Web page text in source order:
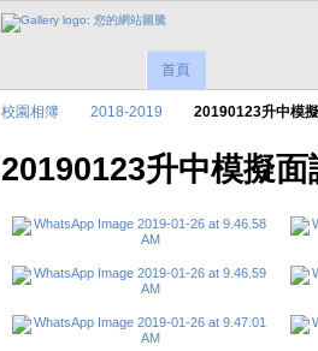
首頁
校園相簿 2018-2019 20190123升中模
20190123升中模擬面